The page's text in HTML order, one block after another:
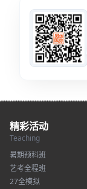
精彩活动
Teaching
暑期预科班
艺考全程班
27全模拟